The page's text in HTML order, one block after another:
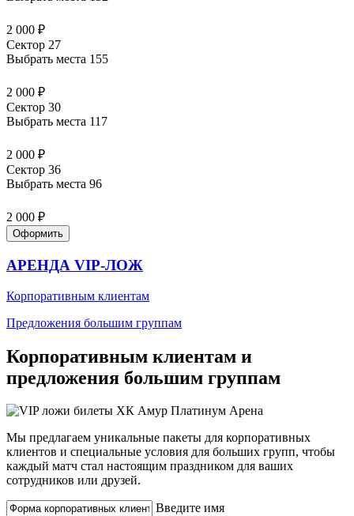
2 000 ₽
Сектор 27
Выбрать места 155
2 000 ₽
Сектор 30
Выбрать места 117
2 000 ₽
Сектор 36
Выбрать места 96
2 000 ₽
Оформить
АРЕНДА VIP-ЛОЖ
Корпоративным клиентам
Предложения большим группам
Корпоративным клиентам и
предложения большим группам
Мы предлагаем уникальные пакеты для корпоративных
клиентов и специальные условия для больших групп, чтобы
каждый матч стал настоящим праздником для ваших
сотрудников или друзей.
Введите имя